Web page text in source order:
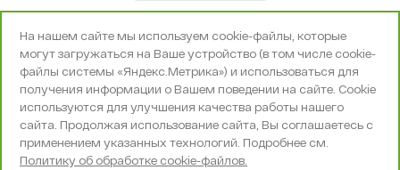
© OOO «Экселенте» 2010-2026 г.
Политика конфиденциальности
Поддержка и сопровождение -Вебпространство
На нашем сайте мы используем cookie-файлы, которые
могут загружаться на Ваше устройство (в том числе cookie-
файлы системы «Яндекс.Метрика») и использоваться для
получения информации о Вашем поведении на сайте. Cookie
используются для улучшения качества работы нашего
сайта. Продолжая использование сайта, Вы соглашаетесь с
применением указанных технологий. Подробнее см.
Политику об обработке cookie-файлов.